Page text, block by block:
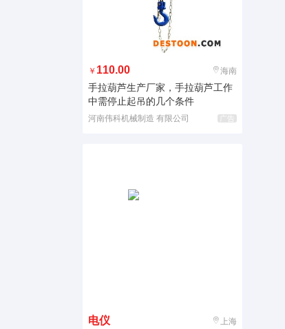
￥ 110.00 海南
手拉葫芦生产厂家，手拉葫芦工作
中需停止起吊的几个条件
河南伟科机械制造 有限公司 广告
电仪 上海